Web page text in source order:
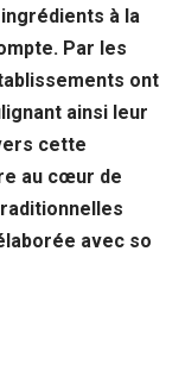
à la
Par les
ont
ainsi leur
cette
au cœur de
avec so